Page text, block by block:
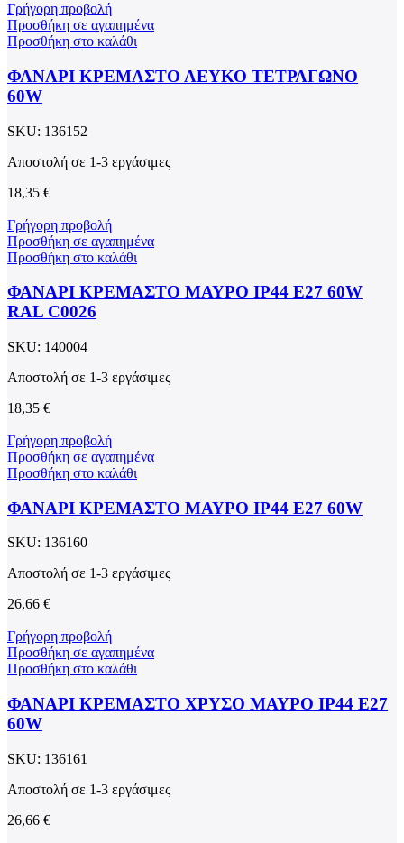
Γρήγορη προβολή
Προσθήκη σε αγαπημένα
Προσθήκη στο καλάθι
ΦΑΝΑΡΙ ΚΡΕΜΑΣΤΟ ΛΕΥΚΟ ΤΕΤΡΑΓΩΝΟ
60W
SKU: 136152
Αποστολή σε 1-3 εργάσιμες
18,35 €
Γρήγορη προβολή
Προσθήκη σε αγαπημένα
Προσθήκη στο καλάθι
ΦΑΝΑΡΙ ΚΡΕΜΑΣΤΟ ΜΑΥΡΟ ΙΡ44 Ε27 60W
RAL C0026
SKU: 140004
Αποστολή σε 1-3 εργάσιμες
18,35 €
Γρήγορη προβολή
Προσθήκη σε αγαπημένα
Προσθήκη στο καλάθι
ΦΑΝΑΡΙ ΚΡΕΜΑΣΤΟ ΜΑΥΡΟ ΙΡ44 Ε27 60W
SKU: 136160
Αποστολή σε 1-3 εργάσιμες
26,66 €
Γρήγορη προβολή
Προσθήκη σε αγαπημένα
Προσθήκη στο καλάθι
ΦΑΝΑΡΙ ΚΡΕΜΑΣΤΟ ΧΡΥΣΟ ΜΑΥΡΟ ΙΡ44 Ε27
60W
SKU: 136161
Αποστολή σε 1-3 εργάσιμες
26,66 €